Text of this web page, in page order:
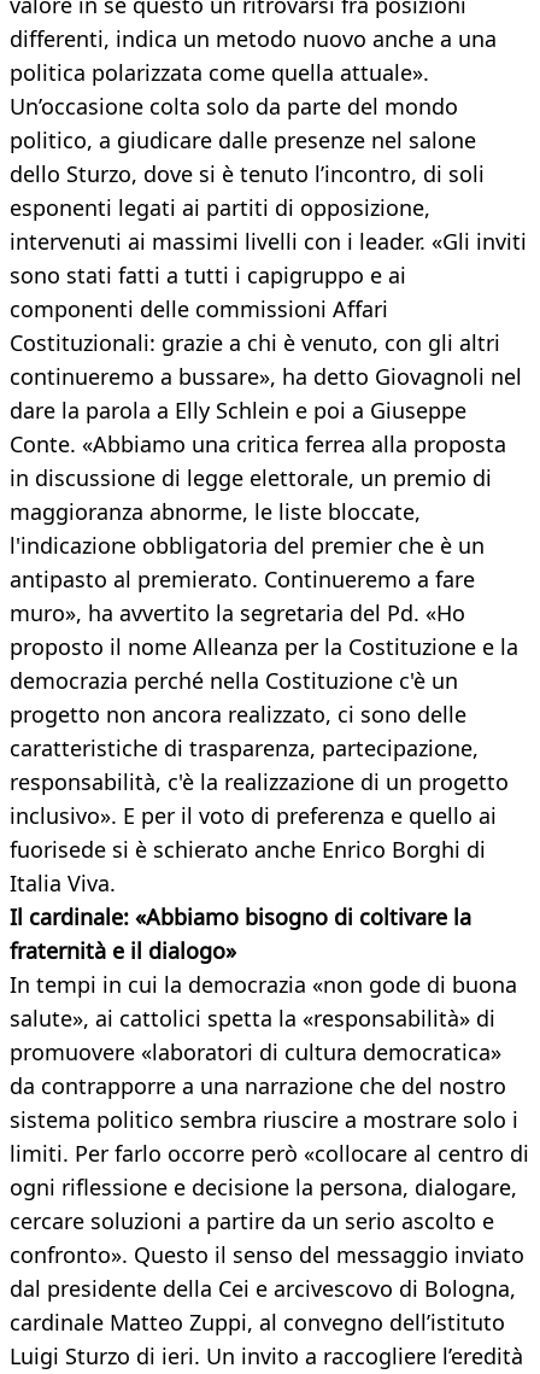
differenti, indica un metodo nuovo anche a una
politica polarizzata come quella attuale».
Un’occasione colta solo da parte del mondo
politico, a giudicare dalle presenze nel salone
dello Sturzo, dove si è tenuto l’incontro, di soli
esponenti legati ai partiti di opposizione,
intervenuti ai massimi livelli con i leader. «Gli inviti
sono stati fatti a tutti i capigruppo e ai
componenti delle commissioni Affari
Costituzionali: grazie a chi è venuto, con gli altri
continueremo a bussare», ha detto Giovagnoli nel
dare la parola a Elly Schlein e poi a Giuseppe
Conte. «Abbiamo una critica ferrea alla proposta
in discussione di legge elettorale, un premio di
maggioranza abnorme, le liste bloccate,
l'indicazione obbligatoria del premier che è un
antipasto al premierato. Continueremo a fare
muro», ha avvertito la segretaria del Pd. «Ho
proposto il nome Alleanza per la Costituzione e la
democrazia perché nella Costituzione c'è un
progetto non ancora realizzato, ci sono delle
caratteristiche di trasparenza, partecipazione,
responsabilità, c'è la realizzazione di un progetto
inclusivo». E per il voto di preferenza e quello ai
fuorisede si è schierato anche Enrico Borghi di
Italia Viva.
Il cardinale: «Abbiamo bisogno di coltivare la
fraternità e il dialogo»
In tempi in cui la democrazia «non gode di buona
salute», ai cattolici spetta la «responsabilità» di
promuovere «laboratori di cultura democratica»
da contrapporre a una narrazione che del nostro
sistema politico sembra riuscire a mostrare solo i
limiti. Per farlo occorre però «collocare al centro di
ogni riflessione e decisione la persona, dialogare,
cercare soluzioni a partire da un serio ascolto e
confronto». Questo il senso del messaggio inviato
dal presidente della Cei e arcivescovo di Bologna,
cardinale Matteo Zuppi, al convegno dell’istituto
Luigi Sturzo di ieri. Un invito a raccogliere l’eredità